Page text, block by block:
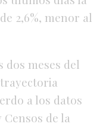
2,6%, menor al
meses del
a los datos
de la